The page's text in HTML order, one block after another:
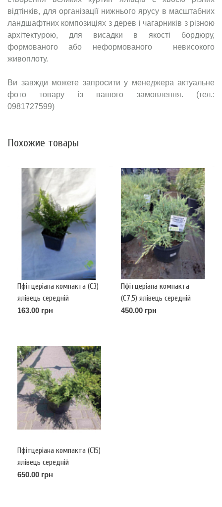
відтінків, для організації нижнього ярусу в масштабних
ландшафтних композиціях з дерев і чагарників з різною
архітектурою, для висадки в якості бордюру,
формованого або неформованого невисокого
живоплоту.
Ви завжди можете запросити у менеджера актуальне
фото товару із вашого замовлення. (тел.:
0981727599)
Похожие товары
Пфітцеріана компакта (С3)
ялівець середній
(Pfitzeriana Compacta) h-
163.00 грн
Пфітцеріана компакта
(С7,5) ялівець середній
(Pfitzeriana Compacta) h-
450.00 грн
Пфітцеріана компакта (С15)
ялівець середній
(Pfitzeriana Compacta) h-
650.00 грн